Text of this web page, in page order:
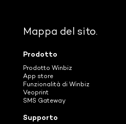
Mappa del sito.
Prodotto
Prodotto Winbiz
App store
Funzionalità di Winbiz
Veoprint
SMS Gateway
Supporto